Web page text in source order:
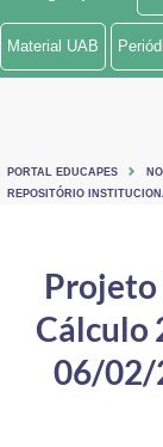
Ministério de Minas e
Ministério do Turismo
Controladoria-Geral da
Ministério da Mulher, da
Material UAB
PORTAL EDUCAPES
REPOSITÓRIO
Cálculo
06/02/